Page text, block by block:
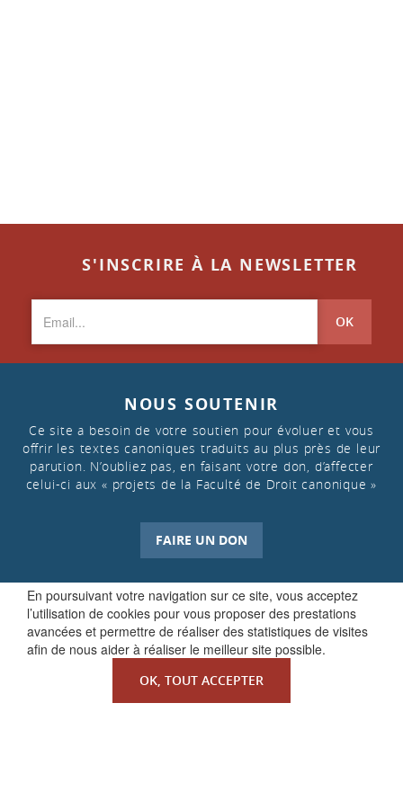
En poursuivant votre navigation sur ce site, vous acceptez
l’utilisation de cookies pour vous proposer des prestations
avancées et permettre de réaliser des statistiques de visites
afin de nous aider à réaliser le meilleur site possible.
OK, TOUT ACCEPTER
S'INSCRIRE À LA NEWSLETTER
OK
NOUS SOUTENIR
Ce site a besoin de votre soutien pour évoluer et vous
offrir les textes canoniques traduits au plus près de leur
parution. N’oubliez pas, en faisant votre don, d’affecter
celui-ci aux « projets de la Faculté de Droit canonique »
FAIRE UN DON